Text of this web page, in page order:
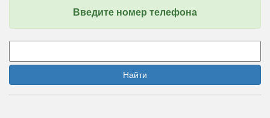
Введите номер телефона
Найти